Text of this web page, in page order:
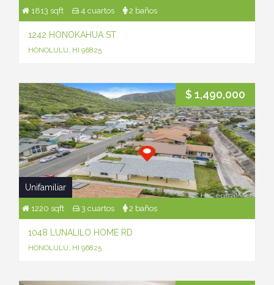
1813 sqft 4 cuartos 2 baños
1242 HONOKAHUA ST
HONOLULU, HI 96825
$ 1,490,000
Unifamiliar
1220 sqft 3 cuartos 2 baños
1048 LUNALILO HOME RD
HONOLULU, HI 96825